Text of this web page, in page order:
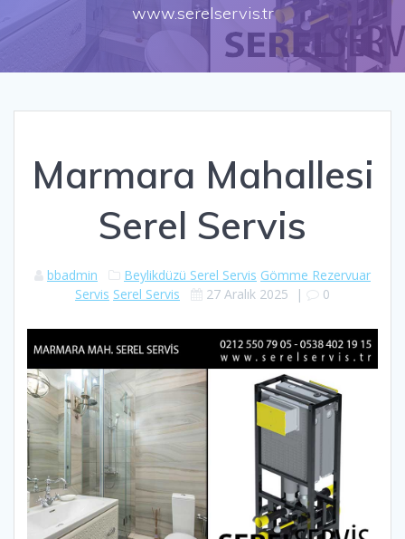
www.serelservis.tr
Marmara Mahallesi
Serel Servis
bbadmin Beylikdüzü Serel Servis Gömme Rezervuar
Servis Serel Servis 27 Aralık 2025 | 0